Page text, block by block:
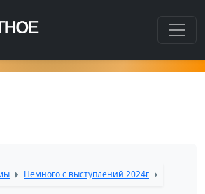
в этот раздел???
Немного с выступлений 2024г